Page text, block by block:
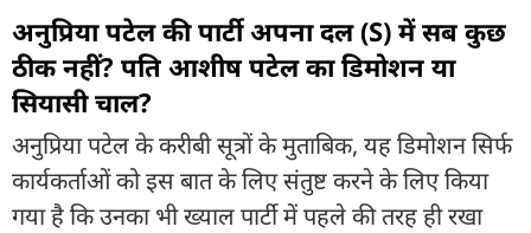
अनुप्रिया पटेल की पार्टी अपना दल (S) में सब कुछ
ठीक नहीं? पति आशीष पटेल का डिमोशन या
सियासी चाल?
अनुप्रिया पटेल के करीबी सूत्रों के मुताबिक, यह डिमोशन सिर्फ
कार्यकर्ताओं को इस बात के लिए संतुष्ट करने के लिए किया
गया है कि उनका भी ख्याल पार्टी में पहले की तरह ही रखा